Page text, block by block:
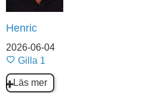
Henric
2026-06-04
Gilla 1
Läs mer